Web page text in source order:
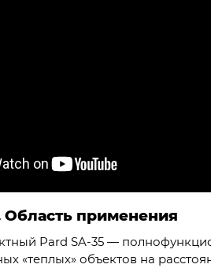
Область применения
Pard SA-35 —
«теплых» объектов на